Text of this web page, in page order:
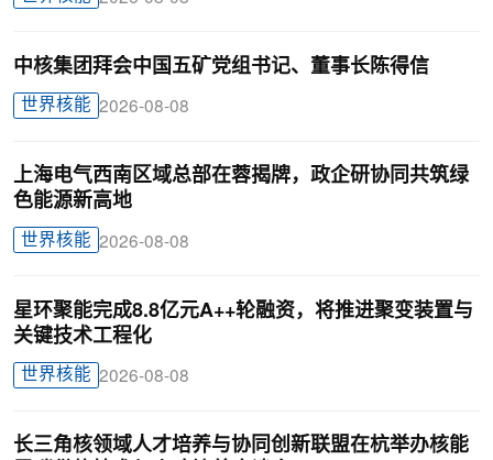
中核集团拜会中国五矿党组书记、董事长陈得信
世界核能 2026-08-08
上海电气西南区域总部在蓉揭牌，政企研协同共筑绿
色能源新高地
世界核能 2026-08-08
星环聚能完成8.8亿元A++轮融资，将推进聚变装置与
关键技术工程化
世界核能 2026-08-08
长三角核领域人才培养与协同创新联盟在杭举办核能